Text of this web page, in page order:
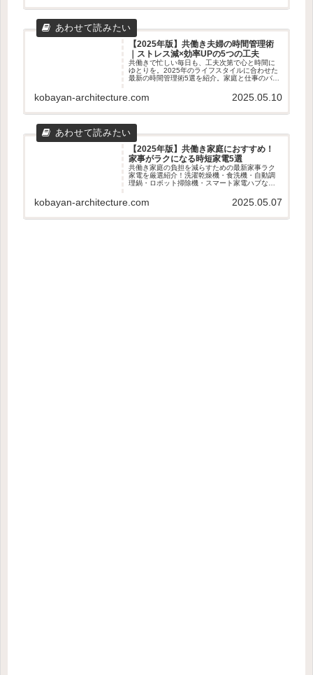
【2025年版】共働き夫婦の時間管理術
｜ストレス減×効率UPの5つの工夫
共働きで忙しい毎日も、工夫次第で心と時間に
ゆとりを。2025年のライフスタイルに合わせた
最新の時間管理術5選を紹介。家庭と仕事のバラ
kobayan-architecture.com 2025.05.10
【2025年版】共働き家庭におすすめ！
家事がラクになる時短家電5選
共働き家庭の負担を減らすための最新家事ラク
家電を厳選紹介！洗濯乾燥機・食洗機・自動調
理鍋・ロボット掃除機・スマート家電ハブな
kobayan-architecture.com 2025.05.07